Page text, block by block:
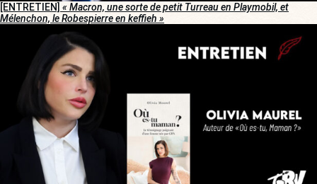
[ENTRETIEN] « Macron, une sorte de petit Turreau en Playmobil, et
Mélenchon, le Robespierre en keffieh »